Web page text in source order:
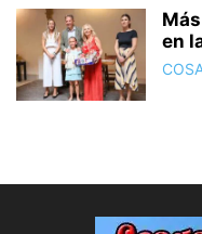
en